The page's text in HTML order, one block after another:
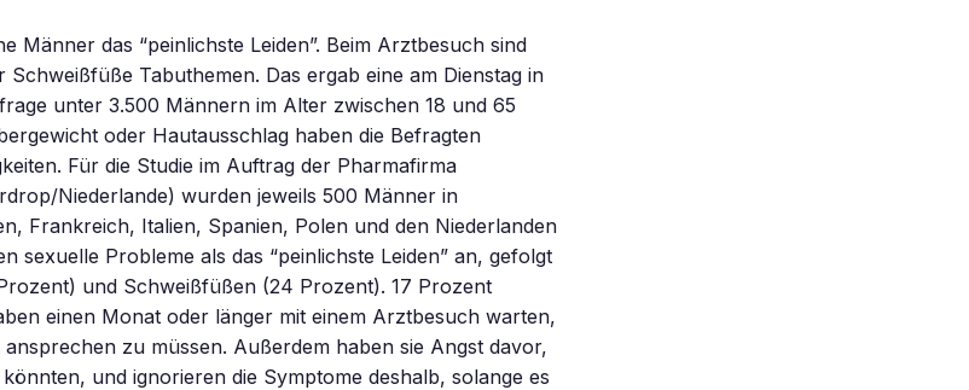
Männer das “peinlichste Leiden”. Beim Arztbesuch sind
Tabuthemen. Das ergab eine am Dienstag in
unter 3.500 Männern im Alter zwischen 18 und 65
oder Hautausschlag haben die Befragten
Für die Studie im Auftrag der Pharmafirma
Niederlande) wurden jeweils 500 Männer in
Frankreich, Italien, Spanien, Polen und den Niederlanden
sexuelle Probleme als das “peinlichste Leiden” an, gefolgt
und Schweißfüßen (24 Prozent). 17 Prozent
einen Monat oder länger mit einem Arztbesuch warten,
zu müssen. Außerdem haben sie Angst davor,
und ignorieren die Symptome deshalb, solange es